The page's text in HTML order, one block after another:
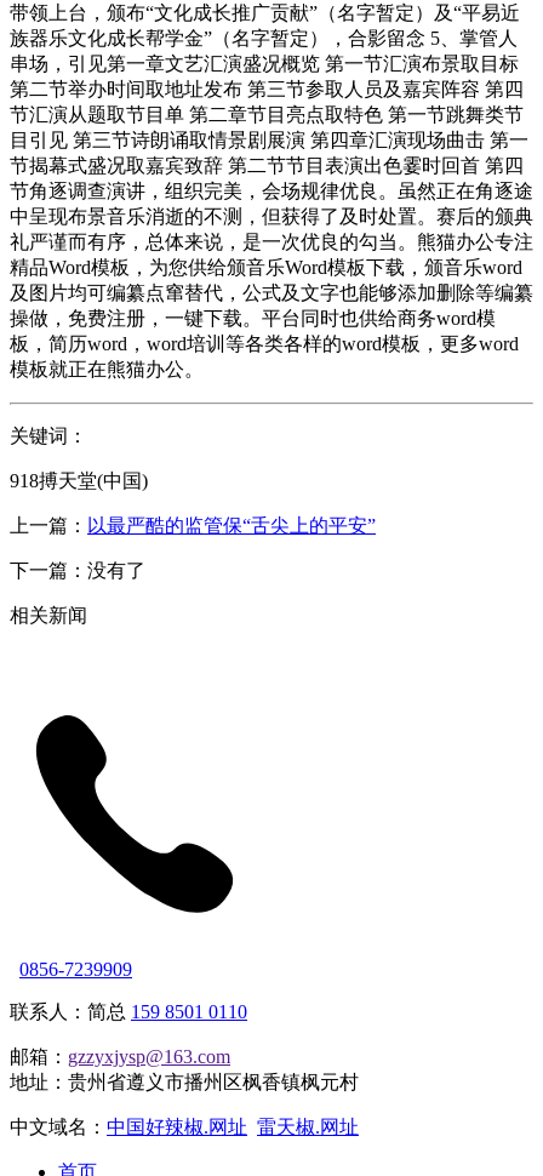
带领上台，颁布“文化成长推广贡献”（名字暂定）及“平易近
族器乐文化成长帮学金”（名字暂定），合影留念 5、掌管人
串场，引见第一章文艺汇演盛况概览 第一节汇演布景取目标
第二节举办时间取地址发布 第三节参取人员及嘉宾阵容 第四
节汇演从题取节目单 第二章节目亮点取特色 第一节跳舞类节
目引见 第三节诗朗诵取情景剧展演 第四章汇演现场曲击 第一
节揭幕式盛况取嘉宾致辞 第二节节目表演出色霎时回首 第四
节角逐调查演讲，组织完美，会场规律优良。虽然正在角逐途
中呈现布景音乐消逝的不测，但获得了及时处置。赛后的颁典
礼严谨而有序，总体来说，是一次优良的勾当。熊猫办公专注
精品Word模板，为您供给颁音乐Word模板下载，颁音乐word
及图片均可编纂点窜替代，公式及文字也能够添加删除等编纂
操做，免费注册，一键下载。平台同时也供给商务word模
板，简历word，word培训等各类各样的word模板，更多word
模板就正在熊猫办公。
关键词：
918搏天堂(中国)
上一篇： 以最严酷的监管保“舌尖上的平安”
下一篇：没有了
相关新闻
0856-7239909
联系人：简总 159 8501 0110
邮箱： gzzyxjysp@163.com
地址：贵州省遵义市播州区枫香镇枫元村
中文域名： 中国好辣椒.网址 雷天椒.网址
首页